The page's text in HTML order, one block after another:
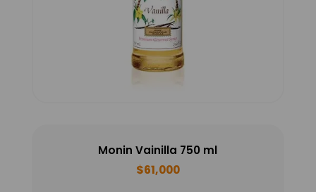
Monin Vainilla 750 ml
$61,000